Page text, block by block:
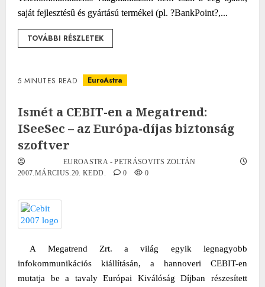
saját fejlesztésû és gyártású termékei (pl. ?BankPoint?,...
TOVÁBBI RÉSZLETEK
5 MINUTES READ EuroAstra
Ismét a CEBIT-en a Megatrend:
ISeeSec – az Európa-díjas biztonság
szoftver
EUROASTRA - PETRÁSOVITS ZOLTÁN
2007.MÁRCIUS.20. KEDD.
0 0
A Megatrend Zrt. a világ egyik legnagyobb
infokommunikációs kiállításán, a hannoveri CEBIT-en
mutatja be a tavaly Európai Kiválóság Díjban részesített